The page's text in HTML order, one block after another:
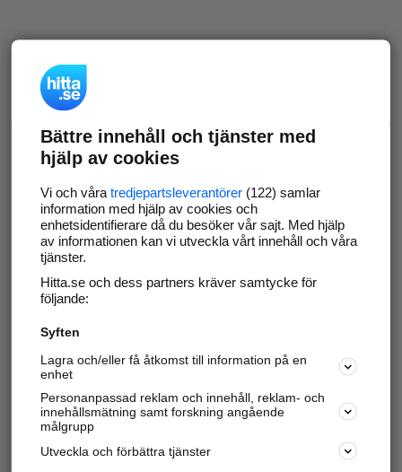
Bättre innehåll och tjänster med
hjälp av cookies
Vi och våra tredjepartsleverantörer(122) samlar
information med hjälp av cookies och
enhetsidentifierare då du besöker vår sajt. Med hjälp
av informationen kan vi utveckla vårt innehåll och våra
tjänster.
Hitta.se och dess partners kräver samtycke för
följande:
Syften
Lagra och/eller få åtkomst till information på en
enhet
Personanpassad reklam och innehåll, reklam- och
innehållsmätning samt forskning angående
målgrupp
Utveckla och förbättra tjänster